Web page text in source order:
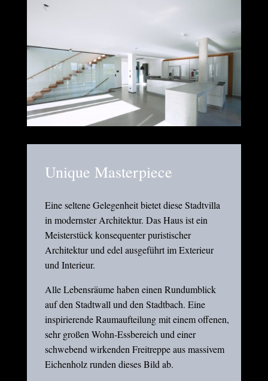
Unique Masterpiece
Eine seltene Gelegenheit bietet diese Stadtvilla
in modernster Architektur. Das Haus ist ein
Meisterstück konsequenter puristischer
Architektur und edel ausgeführt im Exterieur
und Interieur.
Alle Lebensräume haben einen Rundumblick
auf den Stadtwall und den Stadtbach. Eine
inspirierende Raumaufteilung mit einem offenen,
sehr großen Wohn-Essbereich und einer
schwebend wirkenden Freitreppe aus massivem
Eichenholz runden dieses Bild ab.